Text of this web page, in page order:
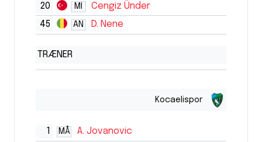
20 MI
Cengiz Ünder
45
AN D. Nene
TRÆNER
Kocaelispor
1 MÅ
A. Jovanovic